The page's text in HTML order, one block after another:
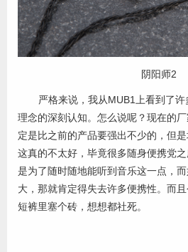
阴阳师2
严格来说，我从MUB1上看到了
理念的深刻认知。怎么说呢？现在的
定是比之前的产品要强出不少的，但
这真的不太好，毕竟很多随身便携党
是为了随时随地能听到音乐这一点，
大，那就肯定得失去许多便携性。而
短裤里塞个砖，想想都社死。